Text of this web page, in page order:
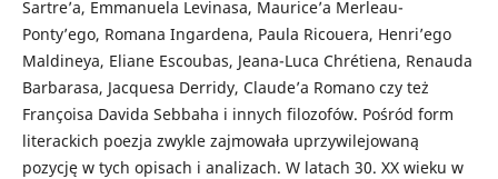
Sartre’a, Emmanuela Levinasa, Maurice’a Merleau-
Ponty’ego, Romana Ingardena, Paula Ricouera, Henri’ego
Maldineya, Eliane Escoubas, Jeana-Luca Chrétiena, Renauda
Barbarasa, Jacquesa Derridy, Claude’a Romano czy też
Françoisa Davida Sebbaha i innych filozofów. Pośród form
literackich poezja zwykle zajmowała uprzywilejowaną
pozycję w tych opisach i analizach. W latach 30. XX wieku w